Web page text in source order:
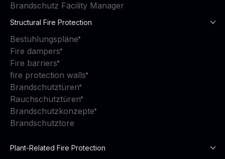
Brandschutz Facility Manager
Structural Fire Protection
Bestuhlungspläne
Fire dampers
Fire barriers
fire protection walls
Brandschutztüren
Rauchschutztüren
Brandschutzkonzepte
Brandschutztore
Plant-Related Fire Protection